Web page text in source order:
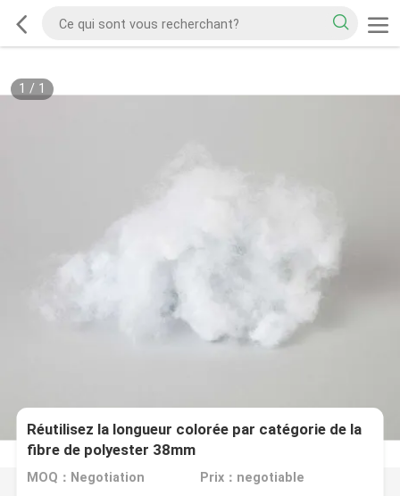
1 / 1
Réutilisez la longueur colorée par catégorie de la
fibre de polyester 38mm
MOQ：Negotiation Prix：negotiable